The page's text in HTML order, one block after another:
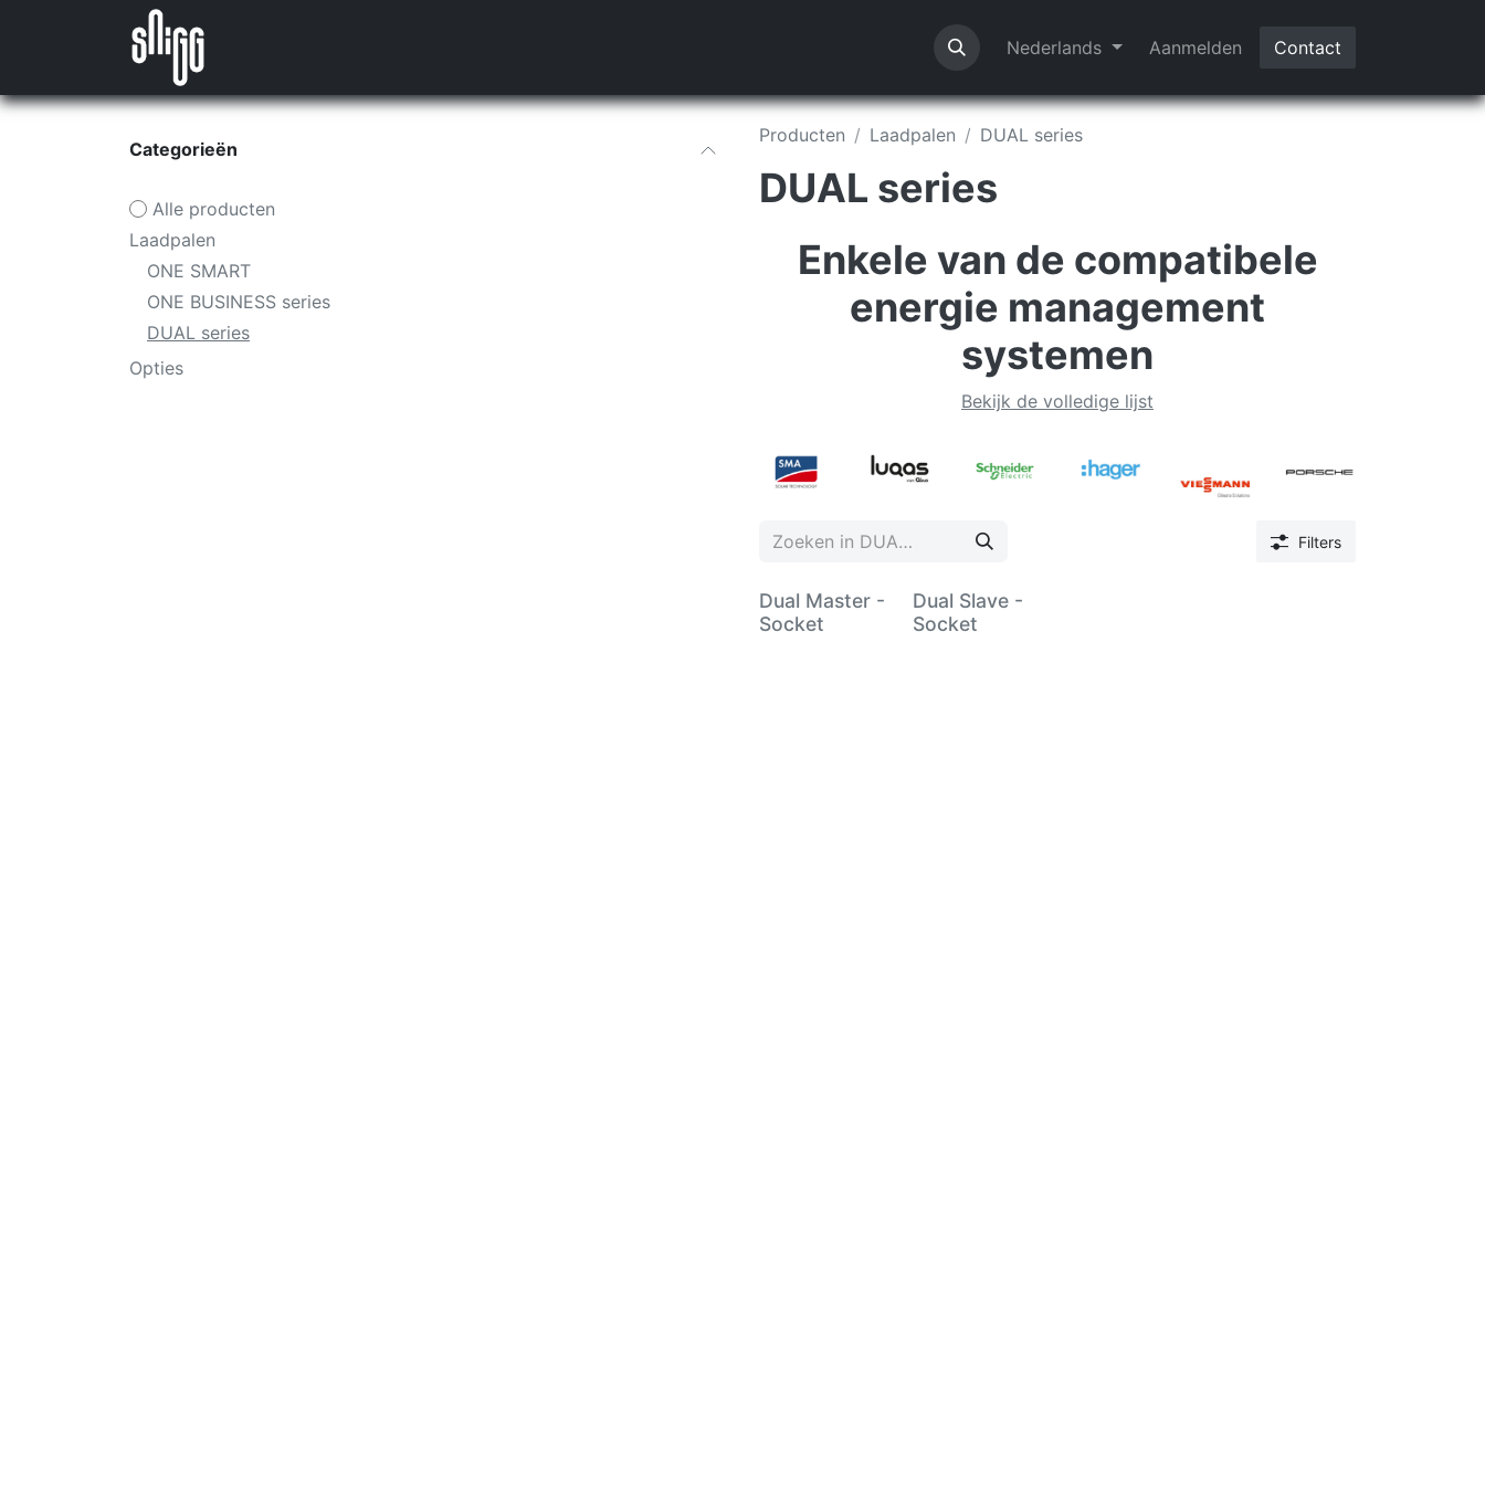
Overslaan naar inhoud
Nederlands Aanmelden Contact
Categorieën
Alle producten
Laadpalen
ONE SMART
ONE BUSINESS series
DUAL series
Opties
Producten Laadpalen DUAL series
DUAL series
Enkele van de compatibele
energie management
systemen
Bekijk de volledige lijst
Filters
BUSINESS
Dual Master -
Socket
BUSINESS
Dual Slave -
Socket